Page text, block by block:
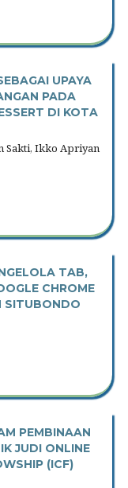
UPAYA
PADA
DI KOTA
Sakti, Ikko Apriyan
TAB,
CHROME
SITUBONDO
PEMBINAAN
JUDI ONLINE
(ICF)